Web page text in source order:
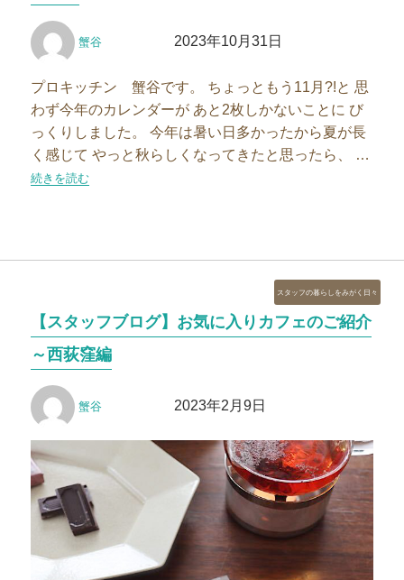
稿蟹谷稿
2023年10月31日
プロキッチン 蟹谷です。 ちょっともう11月?!と 思
わず今年のカレンダーが あと2枚しかないことに び
っくりしました。 今年は暑い日多かったから夏が長
く感じて やっと秋らしくなってきたと思ったら、 …
“【新商品】2023年11月のプロキッチンスケジュール”の
続きを読む
【スタッフブログ】お気に入りカフェのご紹介
～西荻窪編
稿蟹谷稿
2023年2月9日
カ
テ
ゴ
スタッフの暮らしをみがく日々